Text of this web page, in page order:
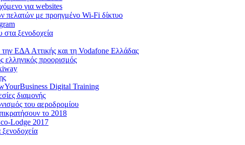
για websites
πελατών με προηγμένο Wi-Fi δίκτυο
ξενοδοχεία
ΕΔΑ Αττικής και τη Vodafone Ελλάδας
ελληνικός προορισμός
Digital Training
διαμονής
του αεροδρομίου
το 2018
Lodge 2017